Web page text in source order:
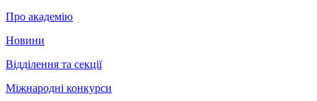
Про академію
Новини
Відділення та секції
Міжнародні конкурси